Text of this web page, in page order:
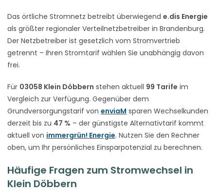
Das örtliche Stromnetz betreibt überwiegend e.dis Energie
als größter regionaler Verteilnetzbetreiber in Brandenburg.
Der Netzbetreiber ist gesetzlich vom Stromvertrieb
getrennt – Ihren Stromtarif wählen Sie unabhängig davon
frei.
Für 03058 Klein Döbbern stehen aktuell 99 Tarife im
Vergleich zur Verfügung. Gegenüber dem
Grundversorgungstarif von enviaM sparen Wechselkunden
derzeit bis zu 47 % – der günstigste Alternativtarif kommt
aktuell von immergrün! Energie. Nutzen Sie den Rechner
oben, um Ihr persönliches Einsparpotenzial zu berechnen.
Häufige Fragen zum Stromwechsel in
Klein Döbbern